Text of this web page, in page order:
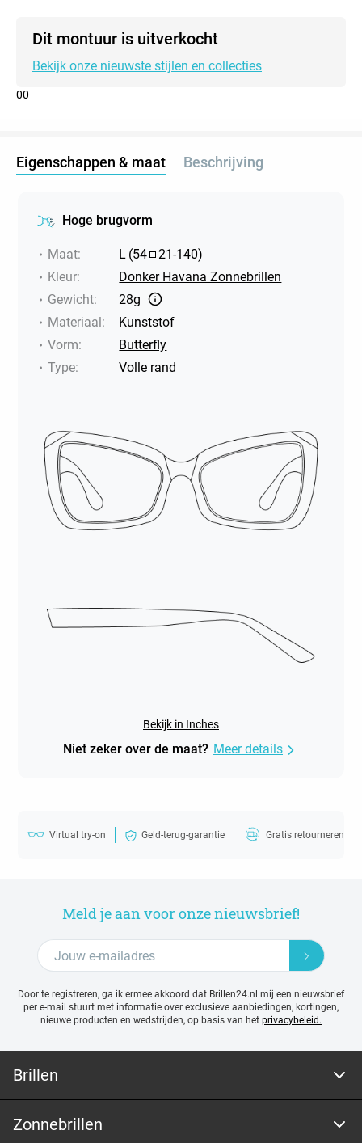
Dit montuur is uitverkocht
Bekijk onze nieuwste stijlen en collecties
00
Eigenschappen & maat Beschrijving
Hoge brugvorm
Maat: L (54 21-140)
Kleur:
Donker Havana Zonnebrillen
Gewicht:
28g
Materiaal:
Kunststof
Vorm:
Butterfly
Type: Volle rand
Bekijk in Inches
Niet zeker over de maat? Meer details
Virtual try-on Geld-terug-garantie Gratis retourneren
Meld je aan voor onze nieuwsbrief!
Door te registreren, ga ik ermee akkoord dat Brillen24.nl mij een nieuwsbrief
per e-mail stuurt met informatie over exclusieve aanbiedingen, kortingen,
nieuwe producten en wedstrijden, op basis van het privacybeleid.
Brillen
Zonnebrillen